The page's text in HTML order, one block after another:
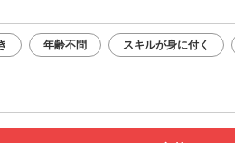
年齢不問 スキルが身に付く